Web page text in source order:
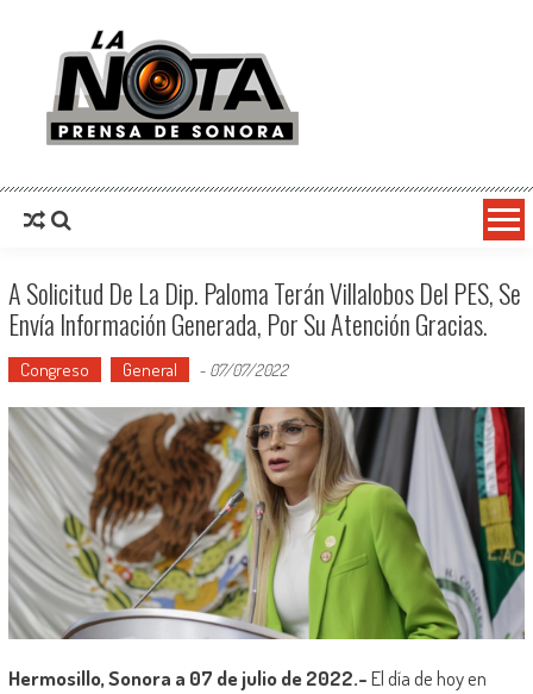
La Nota Prensa De Sonora
A Solicitud De La Dip. Paloma Terán Villalobos Del PES, Se
Envía Información Generada, Por Su Atención Gracias.
Congreso General - 07/07/2022
Hermosillo, Sonora a 07 de julio de 2022.-El día de hoy en